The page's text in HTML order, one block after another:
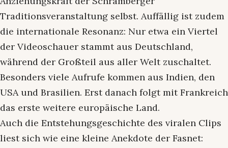
Traditionsveranstaltung selbst. Auffällig ist zudem
die internationale Resonanz: Nur etwa ein Viertel
der Videoschauer stammt aus Deutschland,
während der Großteil aus aller Welt zuschaltet.
Besonders viele Aufrufe kommen aus Indien, den
USA und Brasilien. Erst danach folgt mit Frankreich
das erste weitere europäische Land.
Auch die Entstehungsgeschichte des viralen Clips
liest sich wie eine kleine Anekdote der Fasnet: